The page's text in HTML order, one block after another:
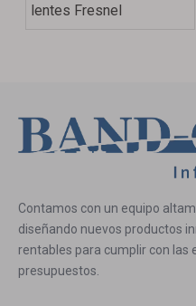
lentes Fresnel
Contamos con un equipo
diseñando nuevos productos
rentables para cumplir con las
presupuestos.